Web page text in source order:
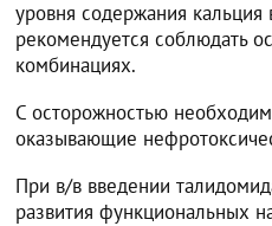
уровня содержания кальция
рекомендуется соблюдать
комбинациях.
С осторожностью
оказывающие
При в/в введении
развития функциональных